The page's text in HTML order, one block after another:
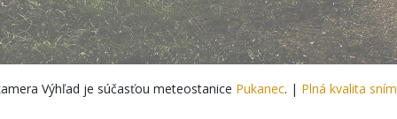
Výhľad je súčasťou meteostanice Pukanec. | Plná kvalita